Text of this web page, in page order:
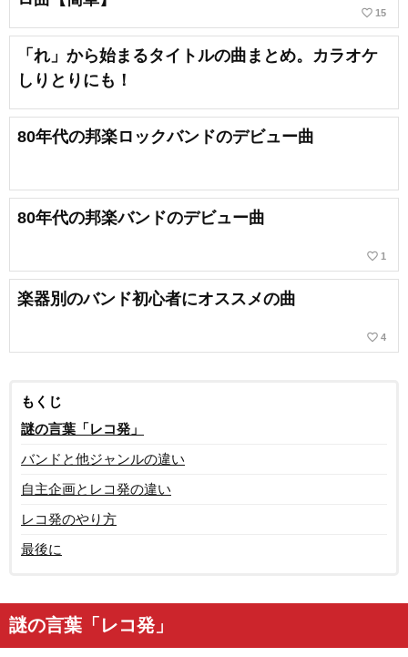
favorite_border 15
「れ」から始まるタイトルの曲まとめ。カラオケ
しりとりにも！
80年代の邦楽ロックバンドのデビュー曲
80年代の邦楽バンドのデビュー曲
favorite_border 1
楽器別のバンド初心者にオススメの曲
favorite_border 4
もくじ
謎の言葉「レコ発」
バンドと他ジャンルの違い
自主企画とレコ発の違い
レコ発のやり方
最後に
謎の言葉「レコ発」